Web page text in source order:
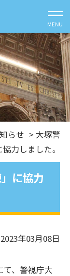
らせ > 大塚警
力しました。
に協力
2023年03月08日
て、警視庁大